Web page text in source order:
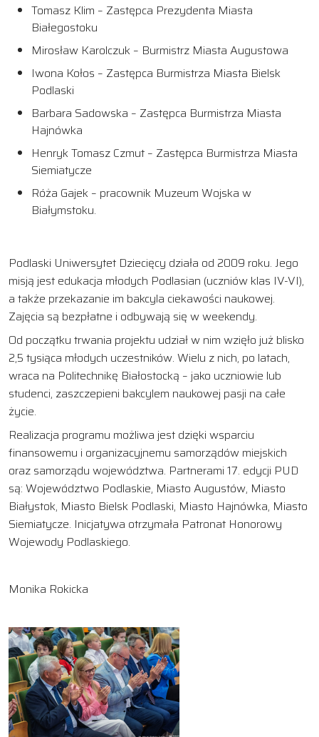
Tomasz Klim – Zastępca Prezydenta Miasta
Białegostoku
Mirosław Karolczuk – Burmistrz Miasta Augustowa
Iwona Kołos – Zastępca Burmistrza Miasta Bielsk
Podlaski
Barbara Sadowska – Zastępca Burmistrza Miasta
Hajnówka
Henryk Tomasz Czmut – Zastępca Burmistrza Miasta
Siemiatycze
Róża Gajek – pracownik Muzeum Wojska w
Białymstoku.
Podlaski Uniwersytet Dziecięcy działa od 2009 roku. Jego
misją jest edukacja młodych Podlasian (uczniów klas IV-VI),
a także przekazanie im bakcyla ciekawości naukowej.
Zajęcia są bezpłatne i odbywają się w weekendy.
Od początku trwania projektu udział w nim wzięło już blisko
2,5 tysiąca młodych uczestników. Wielu z nich, po latach,
wraca na Politechnikę Białostocką – jako uczniowie lub
studenci, zaszczepieni bakcylem naukowej pasji na całe
życie.
Realizacja programu możliwa jest dzięki wsparciu
finansowemu i organizacyjnemu samorządów miejskich
oraz samorządu województwa. Partnerami 17. edycji PUD
są: Województwo Podlaskie, Miasto Augustów, Miasto
Białystok, Miasto Bielsk Podlaski, Miasto Hajnówka, Miasto
Siemiatycze. Inicjatywa otrzymała Patronat Honorowy
Wojewody Podlaskiego.
Monika Rokicka